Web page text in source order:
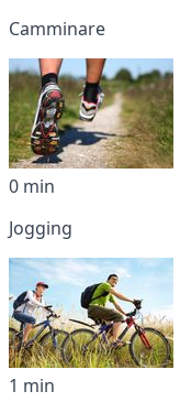
Camminare
0 min
Jogging
1 min